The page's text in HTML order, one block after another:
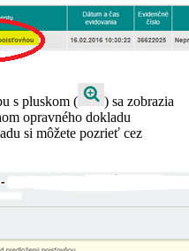
s pluskom (
) sa zobrazia
opravného dokladu
si môžete pozrieť cez